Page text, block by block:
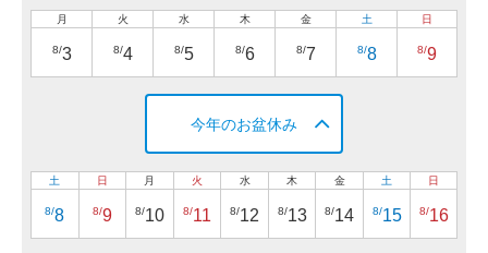
月
8/3
火
8/4
水
8/5
木
8/6
金
8/7
土
8/8
日
8/9
今年のお盆休み
土
8/8
日
8/9
月
8/10
火
8/11
水
8/12
木
8/13
金
8/14
土
8/15
日
8/16